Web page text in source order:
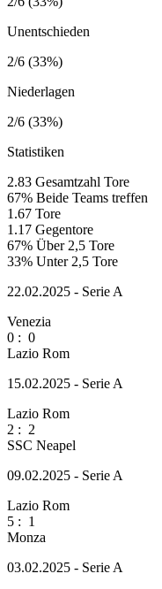
Unentschieden
2/6 (33%)
Niederlagen
2/6 (33%)
Statistiken
2.83 Gesamtzahl Tore
67% Beide Teams treffen
1.67 Tore
1.17 Gegentore
67% Über 2,5 Tore
33% Unter 2,5 Tore
22.02.2025 - Serie A
Venezia
0 : 0
Lazio Rom
15.02.2025 - Serie A
Lazio Rom
2 : 2
SSC Neapel
09.02.2025 - Serie A
Lazio Rom
5 : 1
Monza
03.02.2025 - Serie A